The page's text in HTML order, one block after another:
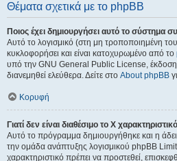
Θέματα σχετικά με το phpBB
Ποιος έχει δημιουργήσει αυτό το σύστημα
Αυτό το λογισμικό (στη μη τροποποιημένη
κυκλοφορήσει και είναι κατοχυρωμένο από το
υπό την GNU General Public License, έκδοση
διανεμηθεί ελεύθερα. Δείτε στο About phpBB
Κορυφή
Γιατί δεν είναι διαθέσιμο το Χ
Αυτό το πρόγραμμα δημιουργήθηκε και η
την ομάδα ανάπτυξης λογισμικού phpBB
χαρακτηριστικό πρέπει να προστεθεί,